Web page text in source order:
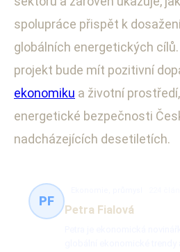
spolupráce přispět k
globálních energetických cílů.
projekt bude mít pozitivní
ekonomiku a životní
energetické bezpečnosti
nadcházejících desetiletích.
PF
Petra Fialová